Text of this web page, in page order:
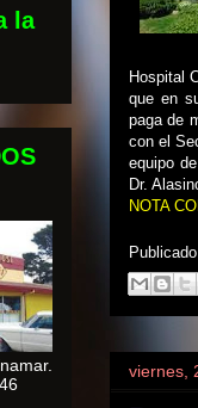
Hospital
que en
paga de
con el
equipo
Dr.
NOTA
viernes,
la